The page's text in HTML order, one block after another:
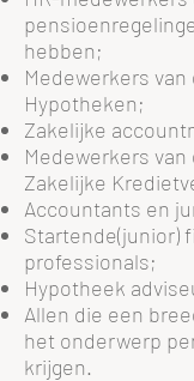
hebben;
Medewerkers van
Hypotheken;
Zakelijke
Medewerkers van
Zakelijke
Accountants en
Startende(junior)
professionals;
Hypotheek
Allen die een
het onderwerp
krijgen.